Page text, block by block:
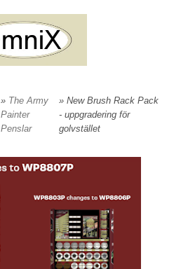
» The Army
Painter
Penslar
» New Brush Rack Pack
- uppgradering för
golvstället